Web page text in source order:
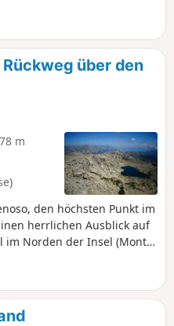
über den
m
den höchsten Punkt im
herrlichen Ausblick auf
im Norden der Insel (Monte
Umweg über einen
des Lac de Bastani, wo
einlegen können.